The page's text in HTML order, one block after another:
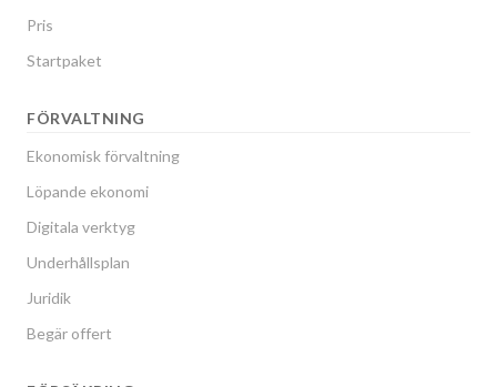
Pris
Startpaket
FÖRVALTNING
Ekonomisk förvaltning
Löpande ekonomi
Digitala verktyg
Underhållsplan
Juridik
Begär offert